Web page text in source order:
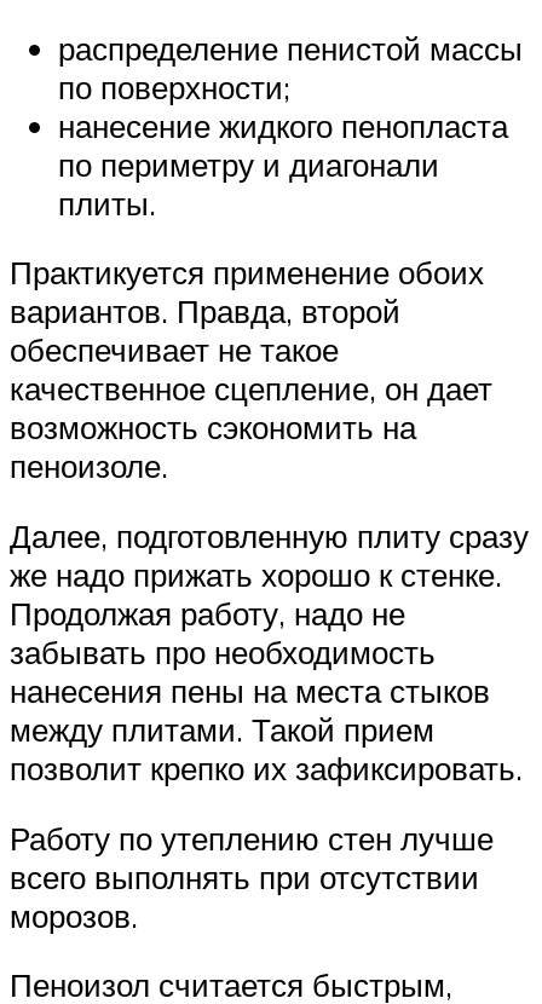
распределение пенистой массы
по поверхности;
нанесение жидкого пенопласта
по периметру и диагонали
плиты.
Практикуется применение обоих
вариантов. Правда, второй
обеспечивает не такое
качественное сцепление, он дает
возможность сэкономить на
пеноизоле.
Далее, подготовленную плиту сразу
же надо прижать хорошо к стенке.
Продолжая работу, надо не
забывать про необходимость
нанесения пены на места стыков
между плитами. Такой прием
позволит крепко их зафиксировать.
Работу по утеплению стен лучше
всего выполнять при отсутствии
морозов.
Пеноизол считается быстрым,